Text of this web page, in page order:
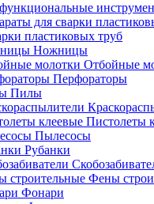
пластиковых труб
Ножницы
Отбойные
Перфораторы
Пилы
Пистолеты
Пылесосы
Рубанки
Фены
Фонари